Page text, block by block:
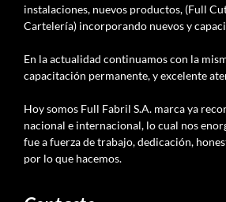
instalaciones, nuevos productos, (Full
Cartelería) incorporando nuevos y
En la actualidad continuamos con la
capacitación permanente, y excelente
Hoy somos Full Fabril S.A. marca ya
nacional e internacional, lo cual nos
fue a fuerza de trabajo, dedicación,
por lo que hacemos.